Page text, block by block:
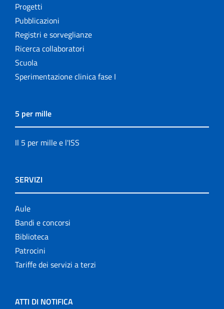
Progetti
Pubblicazioni
Registri e sorveglianze
Ricerca collaboratori
Scuola
Sperimentazione clinica fase I
5 per mille
Il 5 per mille e l'ISS
SERVIZI
Aule
Bandi e concorsi
Biblioteca
Patrocini
Tariffe dei servizi a terzi
ATTI DI NOTIFICA